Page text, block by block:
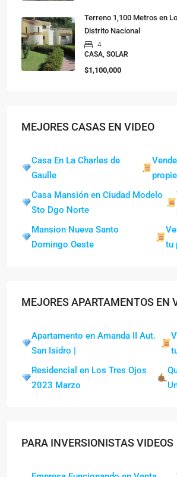
Terreno 1,100 Metros en
Distrito Nacional
4
CASA, SOLAR
$1,100,000
MEJORES CASAS EN VIDEO
Casa En La Charles de
Gaulle
Casa Mansión en Ciudad Modelo
Sto Dgo Norte
Mansion Nueva Santo
Domingo Oeste
tu
MEJORES APARTAMENTOS EN
Apartamento en Amanda II Aut.
San Isidro |
Residencial en Los Tres Ojos
2023 Marzo
PARA INVERSIONISTAS VIDEOS